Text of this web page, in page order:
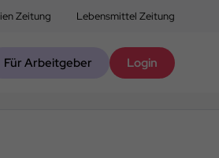
Zeitung Lebensmittel Zeitung
Für Arbeitgeber Login